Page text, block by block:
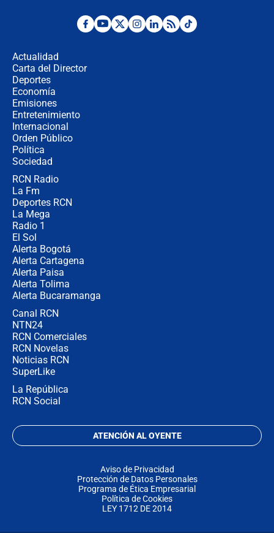
¿La posesión de Abelardo De la
Actualidad
Carta del Director
Deportes
Economía
Emisiones
Entretenimiento
Internacional
Orden Público
Política
Sociedad
RCN Radio
La Fm
Deportes RCN
La Mega
Radio 1
El Sol
Alerta Bogotá
Alerta Cartagena
Alerta Paisa
Alerta Tolima
Alerta Bucaramanga
Canal RCN
NTN24
RCN Comerciales
RCN Novelas
Noticias RCN
SuperLike
La República
RCN Social
ATENCIÓN AL OYENTE
Aviso de Privacidad
Protección de Datos Personales
Programa de Ética Empresarial
Política de Cookies
LEY 1712 DE 2014